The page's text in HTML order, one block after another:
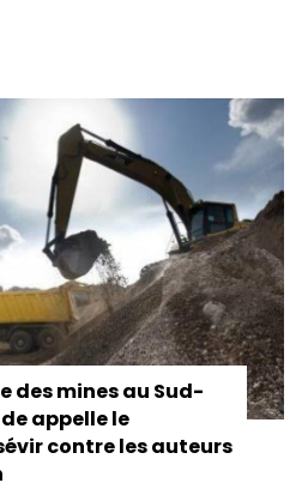
des mines au Sud-
appelle le
contre les auteurs